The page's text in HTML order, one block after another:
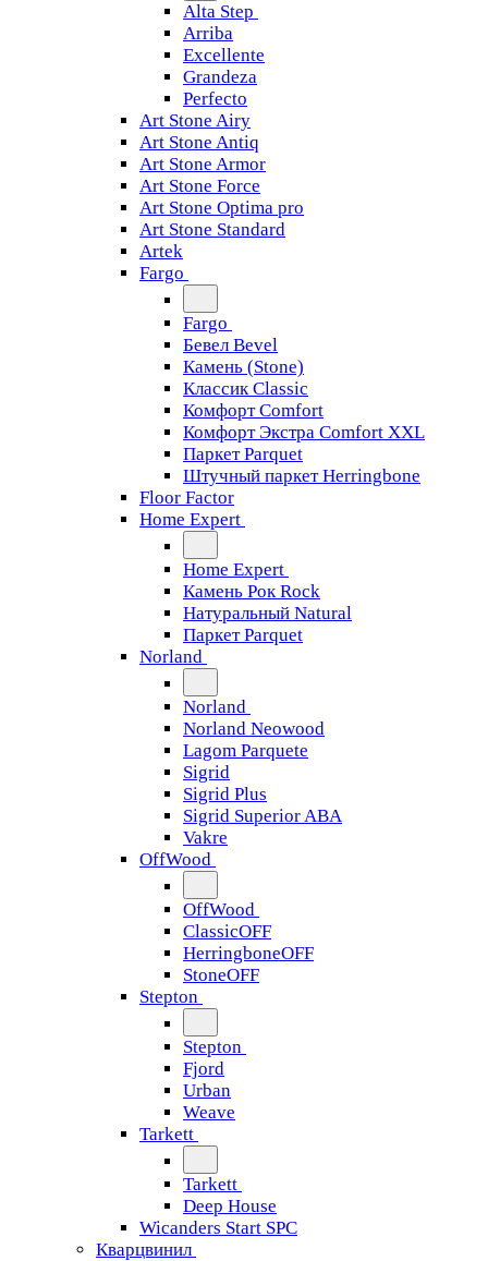
Alta Step
Arriba
Excellente
Grandeza
Perfecto
Art Stone Airy
Art Stone Antiq
Art Stone Armor
Art Stone Force
Art Stone Optima pro
Art Stone Standard
Artek
Fargo
Fargo
Бевел Bevel
Камень (Stone)
Классик Classic
Комфорт Comfort
Комфорт Экстра Comfort XXL
Паркет Parquet
Штучный паркет Herringbone
Floor Factor
Home Expert
Home Expert
Камень Рок Rock
Натуральный Natural
Паркет Parquet
Norland
Norland
Norland Neowood
Lagom Parquete
Sigrid
Sigrid Plus
Sigrid Superior ABA
Vakre
OffWood
OffWood
ClassicOFF
HerringboneOFF
StoneOFF
Stepton
Stepton
Fjord
Urban
Weave
Tarkett
Tarkett
Deep House
Wicanders Start SPC
Кварцвинил